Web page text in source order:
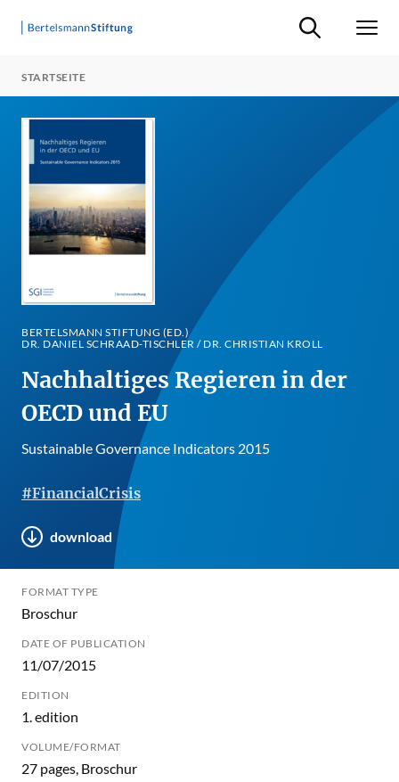
Suche ein-/
STARTSEITE
BERTELSMANN STIFTUNG (ED.)
DR. DANIEL SCHRAAD-TISCHLER / DR. CHRISTIAN KROLL
Nachhaltiges Regieren in der
OECD und EU
Sustainable Governance Indicators 2015
#FinancialCrisis
download
FORMAT TYPE
Broschur
DATE OF PUBLICATION
11/07/2015
EDITION
1. edition
VOLUME/FORMAT
27 pages, Broschur